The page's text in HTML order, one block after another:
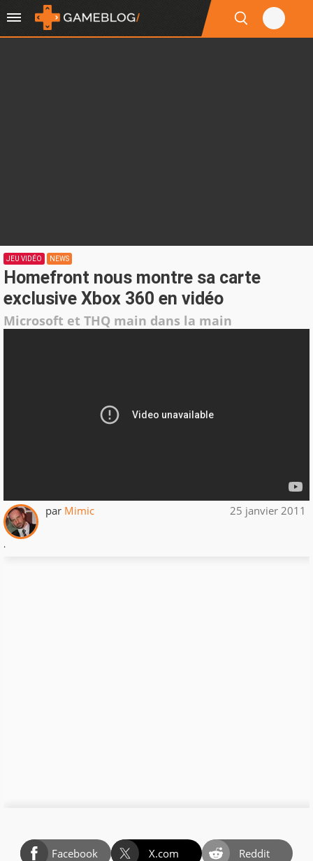
JEU VIDÉO NEWS
Homefront nous montre sa carte
exclusive Xbox 360 en vidéo
Microsoft et THQ main dans la main
par Mimic 25 janvier 2011
.
Facebook X.com
Reddit